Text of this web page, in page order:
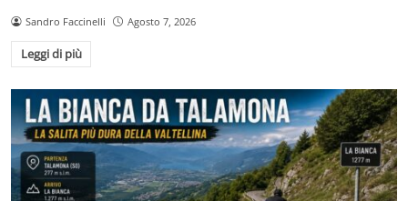
Sandro Faccinelli Agosto 7, 2026
Leggi di più